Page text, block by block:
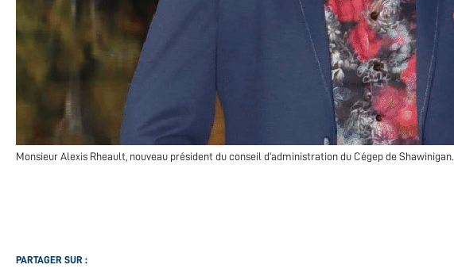
Monsieur Alexis Rheault, nouveau président du conseil d’administration du Cégep de Shawinigan.
PARTAGER SUR :